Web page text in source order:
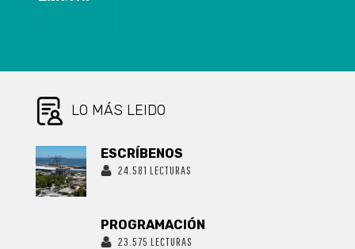
LO MÁS LEIDO
ESCRÍBENOS
24.581 LECTURAS
PROGRAMACIÓN
23.575 LECTURAS